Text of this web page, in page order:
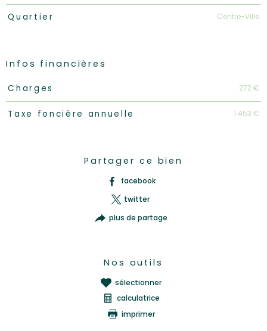
Quartier Centre-Ville
Infos financières
Caractéristiques
Charges 272 €
Taxe foncière annuelle 1 453 €
Partager ce bien
facebook
twitter
plus de partage
Nos outils
sélectionner
calculatrice
imprimer